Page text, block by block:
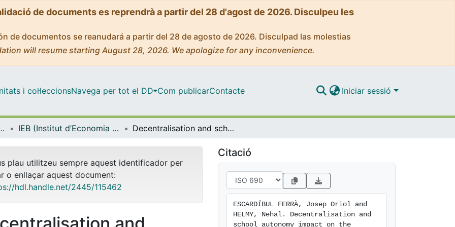
de documents es reprendrà a partir del 28 d'agost de 2026. Disculpeu les
de documentos se reanudará a partir del 28 de agosto de 2026. Disculpad las molestias
will resume starting August 28, 2026. We apologize for any inconvenience.
i col·leccionsNavega per tot el DD Com publicarContacte Iniciar sessió
de Barcelona) IEB (Institut d’Economia de Barcelona) – Working Papers Decentralisation and school autonomy impact on the quality of education: the case of two MENA countries
plau utilitzeu sempre aquest identificador per
o enllaçar aquest document:
hdl.handle.net/2445/115462
Citació
ESCARDÍBUL FERRÀ, Josep Oriol and
HELMY, Nehal. Decentralisation and
school autonomy impact on the